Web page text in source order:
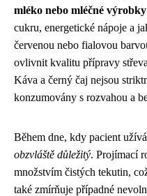
mléko nebo mléčné výrobky
cukru, energetické nápoje a
červenou nebo fialovou
ovlivnit kvalitu přípravy
Káva a černý čaj nejsou
konzumovány s rozvahou a
Během dne, kdy pacient
obzvláště důležitý. Projímací
množstvím čistých tekutin,
také zmírňuje případné